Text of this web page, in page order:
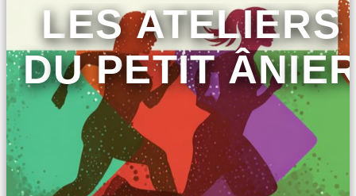
LES ATELIERS
DU PETIT